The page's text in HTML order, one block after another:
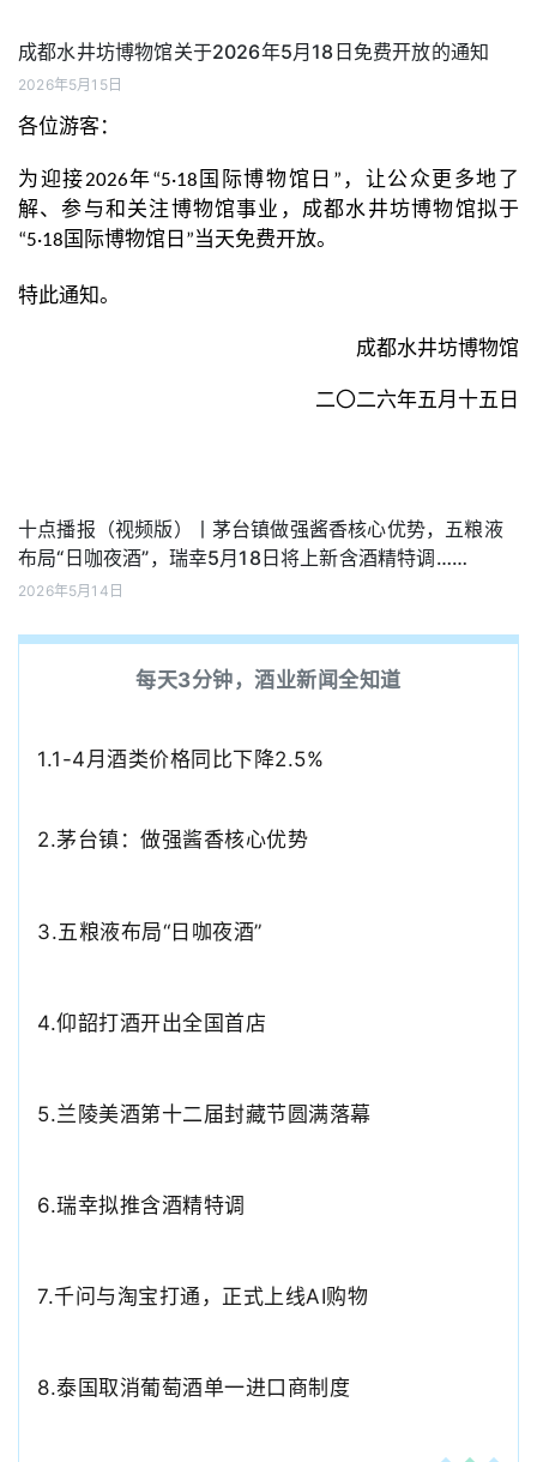
成都水井坊博物馆关于2026年5月18日免费开放的通知
2026年5月15日
各位游客：
为迎接2026年“5·18国际博物馆日”，让公众更多地了
解、参与和关注博物馆事业，成都水井坊博物馆拟于
“5·18国际博物馆日”当天免费开放。
特此通知。
成都水井坊博物馆
二〇二六年五月十五日
十点播报（视频版）丨茅台镇做强酱香核心优势，五粮液
布局“日咖夜酒”，瑞幸5月18日将上新含酒精特调……
2026年5月14日
每天3分钟，酒业新闻全知道
1.1-4月酒类价格同比下降2.5%
2.茅台镇：做强酱香核心优势
3.五粮液布局“日咖夜酒”
4.仰韶打酒开出全国首店
5.兰陵美酒第十二届封藏节圆满落幕
6.瑞幸拟推含酒精特调
7.千问与淘宝打通，正式上线AI购物
8.泰国取消葡萄酒单一进口商制度